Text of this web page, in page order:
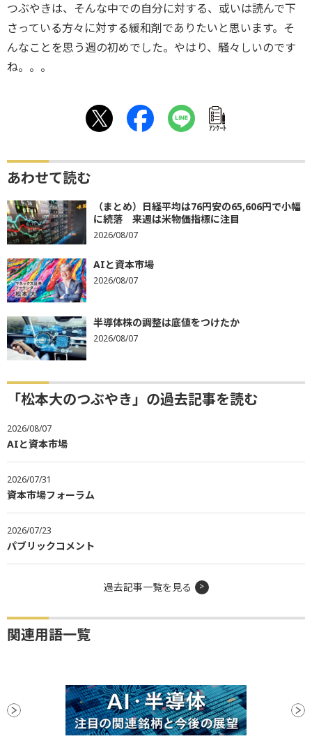
つぶやきは、 そんな中での自分に対する、或いは読んで下
さっている方々に対する緩和剤でありたいと思います。 そ
んなことを思う週の初めでした。やはり、騒々しいのです
ね。。。
ｱﾝｹｰﾄ
あわせて読む
（まとめ）日経平均は76円安の65,606円で小幅
に続落 来週は米物価指標に注目
2026/08/07
AIと資本市場
2026/08/07
半導体株の調整は底値をつけたか
2026/08/07
「松本大のつぶやき」の過去記事を読む
2026/08/07
AIと資本市場
2026/07/31
資本市場フォーラム
2026/07/23
パブリックコメント
過去記事一覧を見る
関連用語一覧